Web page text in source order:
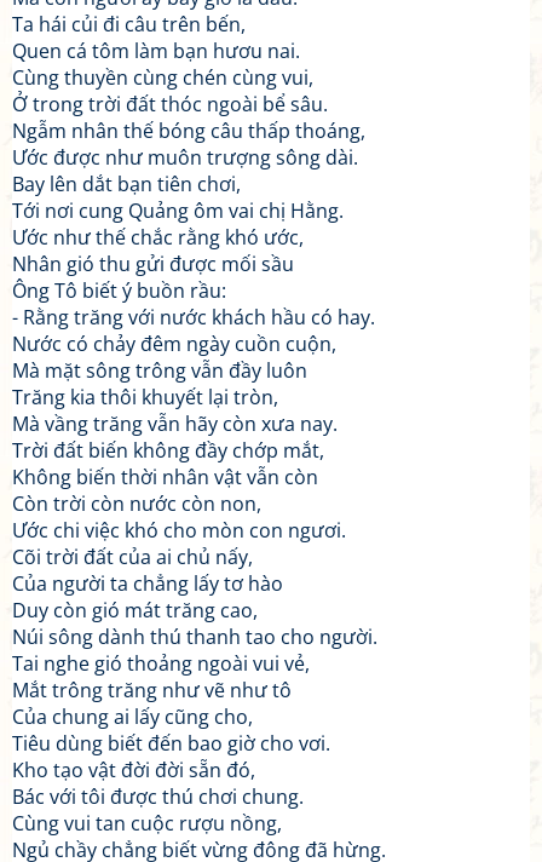
Ta hái củi đi câu trên bến,
Quen cá tôm làm bạn hươu nai.
Cùng thuyền cùng chén cùng vui,
Ở trong trời đất thóc ngoài bể sâu.
Ngẫm nhân thế bóng câu thấp thoáng,
Ước được như muôn trượng sông dài.
Bay lên dắt bạn tiên chơi,
Tới nơi cung Quảng ôm vai chị Hằng.
Ước như thế chắc rằng khó ước,
Nhân gió thu gửi được mối sầu
Ông Tô biết ý buồn rầu:
- Rằng trăng với nước khách hầu có hay.
Nước có chảy đêm ngày cuồn cuộn,
Mà mặt sông trông vẫn đầy luôn
Trăng kia thôi khuyết lại tròn,
Mà vầng trăng vẫn hãy còn xưa nay.
Trời đất biến không đầy chớp mắt,
Không biến thời nhân vật vẫn còn
Còn trời còn nước còn non,
Ước chi việc khó cho mòn con ngươi.
Cõi trời đất của ai chủ nấy,
Của người ta chẳng lấy tơ hào
Duy còn gió mát trăng cao,
Núi sông dành thú thanh tao cho người.
Tai nghe gió thoảng ngoài vui vẻ,
Mắt trông trăng như vẽ như tô
Của chung ai lấy cũng cho,
Tiêu dùng biết đến bao giờ cho vơi.
Kho tạo vật đời đời sẵn đó,
Bác với tôi được thú chơi chung.
Cùng vui tan cuộc rượu nồng,
Ngủ chầy chẳng biết vừng đông đã hừng.